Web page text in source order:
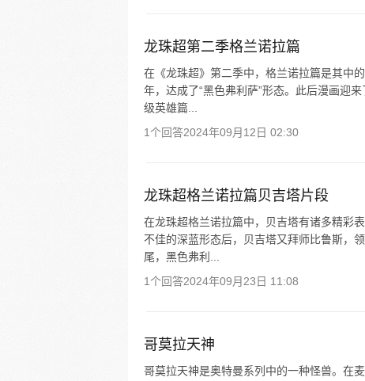
龙珠超第二季格兰诺拉篇
在《龙珠超》第二季中，格兰诺拉篇是其中
年，达成了“黑色弗利萨”形态。此后漫画迎
级英雄篇...
1个回答2024年09月12日 02:30
龙珠超格兰诺拉篇贝吉塔片段
在龙珠超格兰诺拉篇中，贝吉塔有诸多精彩
不佳的深蓝形态后，贝吉塔又拜师比鲁斯，
尾，黑色弗利...
1个回答2024年09月23日 11:08
哥莫拉天神
哥莫拉天神是奥特曼系列中的一种怪兽。在